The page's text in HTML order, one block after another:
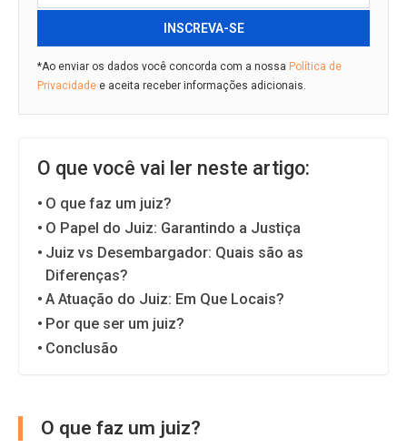
INSCREVA-SE
*Ao enviar os dados você concorda com a nossa Política de
Privacidade e aceita receber informações adicionais.
O que você vai ler neste artigo:
O que faz um juiz?
O Papel do Juiz: Garantindo a Justiça
Juiz vs Desembargador: Quais são as
Diferenças?
A Atuação do Juiz: Em Que Locais?
Por que ser um juiz?
Conclusão
O que faz um juiz?